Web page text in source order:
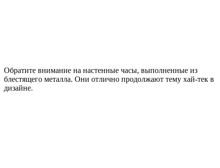
Обратите внимание на настенные часы, выполненные из
блестящего металла. Они отлично продолжают тему хай-тек в
дизайне.